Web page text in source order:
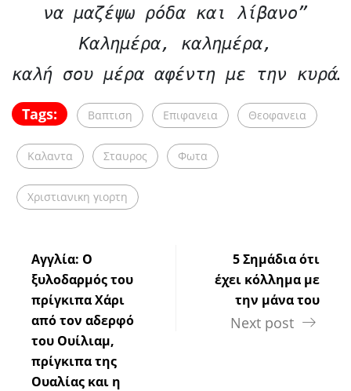
να μαζέψω ρόδα και λίβανο”
Καλημέρα, καλημέρα,
καλή σου μέρα αφέντη με την κυρά…
Tags: Βαπτιση Επιφανεια Θεοφανεια
Καλαντα Σταυρος Φωτα
Χριστιανικη γιορτη
Αγγλία: Ο
ξυλοδαρμός του
πρίγκιπα Χάρι
από τον αδερφό
του Ουίλιαμ,
πρίγκιπα της
Ουαλίας και η
5 Σημάδια ότι
έχει κόλλημα με
την μάνα του
Next post